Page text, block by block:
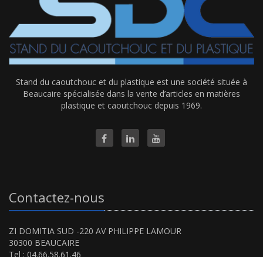
Stand du caoutchouc et du plastique est une société située à
Beaucaire spécialisée dans la vente d’articles en matières
plastique et caoutchouc depuis 1969.
Contactez-nous
ZI DOMITIA SUD -220 AV PHILIPPE LAMOUR
30300 BEAUCAIRE
Tel : 04.66.58.61.46